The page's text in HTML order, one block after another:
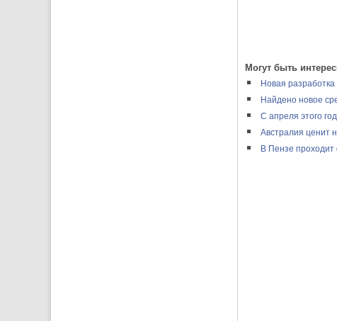
Могут быть
Новая
Найдено новое
С апреля этого
Австралия ценит
В Пензе